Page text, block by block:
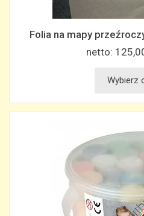
Folia na mapy
netto:
Wybierz